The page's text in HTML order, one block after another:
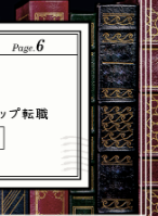
情報
り特定の個人を
ます。）
して「当社サー
当社でご利用に
回数などのご利